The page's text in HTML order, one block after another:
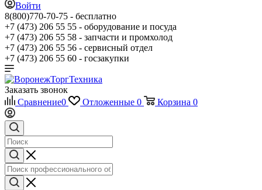
Войти
8(800)770-70-75 - бесплатно
+7 (473) 206 55 55 - оборудование и посуда
+7 (473) 206 55 58 - запчасти и промхолод
+7 (473) 206 55 56 - сервисный отдел
+7 (473) 206 55 60 - госзакупки
Заказать звонок
Сравнение0 Отложенные 0 Корзина 0